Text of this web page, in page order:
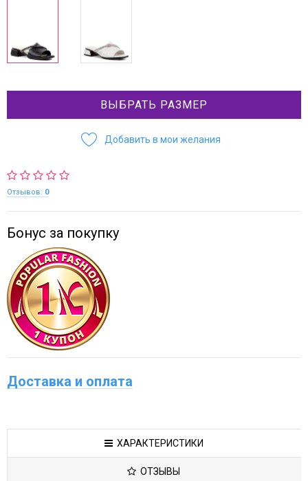
ВЫБРАТЬ РАЗМЕР
Добавить в мои желания
Отзывов: 0
Бонус за покупку
Доставка и оплата
ХАРАКТЕРИСТИКИ
ОТЗЫВЫ